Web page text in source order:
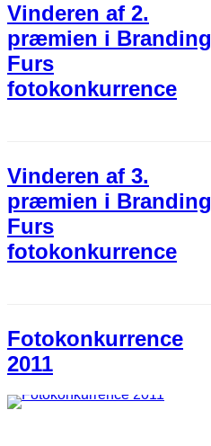
Vinderen af 2.
præmien i Branding
Furs
fotokonkurrence
Vinderen af 3.
præmien i Branding
Furs
fotokonkurrence
Fotokonkurrence
2011